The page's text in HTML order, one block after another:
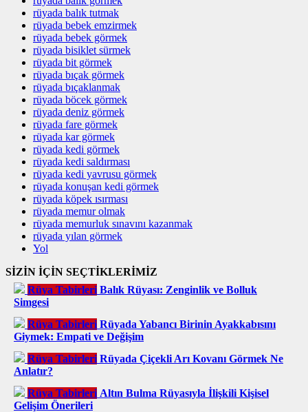
rüyada balık tutmak
rüyada bebek emzirmek
rüyada bebek görmek
rüyada bisiklet sürmek
rüyada bit görmek
rüyada bıçak görmek
rüyada bıçaklanmak
rüyada böcek görmek
rüyada deniz görmek
rüyada fare görmek
rüyada kar görmek
rüyada kedi görmek
rüyada kedi saldırması
rüyada kedi yavrusu görmek
rüyada konuşan kedi görmek
rüyada köpek ısırması
rüyada memur olmak
rüyada memurluk sınavını kazanmak
rüyada yılan görmek
Yol
SİZİN İÇİN SEÇTİKLERİMİZ
Rüya Tabirleri Balık Rüyası: Zenginlik ve Bolluk
Simgesi
Rüya Tabirleri Rüyada Yabancı Birinin Ayakkabısını
Giymek: Empati ve Değişim
Rüya Tabirleri Rüyada Çiçekli Arı Kovanı Görmek Ne
Anlatır?
Rüya Tabirleri Altın Bulma Rüyasıyla İlişkili Kişisel
Gelişim Önerileri